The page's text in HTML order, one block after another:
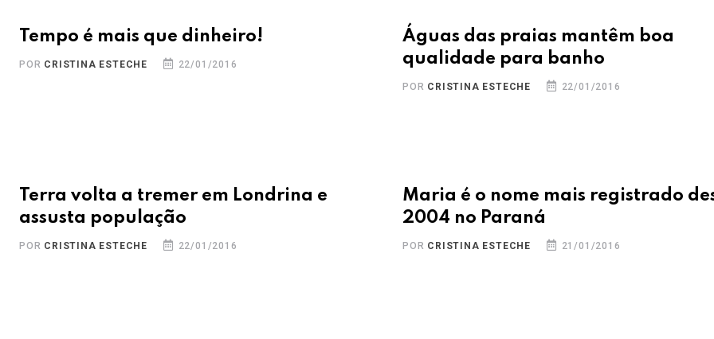
Tempo é mais que dinheiro!
POR CRISTINA ESTECHE 22/01/2016
Águas das praias mantêm boa
qualidade para banho
POR CRISTINA ESTECHE 22/01/2016
Terra volta a tremer em Londrina e
assusta população
POR CRISTINA ESTECHE 22/01/2016
Maria é o nome mais registrado
2004 no Paraná
POR CRISTINA ESTECHE 21/01/2016